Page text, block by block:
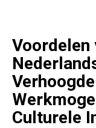
Voordelen
Culturele